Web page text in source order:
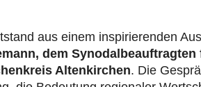
aus einem inspi­rie­ren­den
dem
Alten­kir­chen. Die